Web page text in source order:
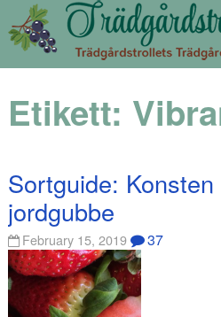
Etikett:
Sortguide:
jordgubbe
February 15, 2019 37